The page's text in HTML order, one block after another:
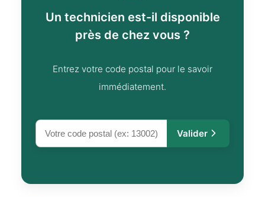
Un technicien est-il disponible
près de chez vous ?
Entrez votre code postal pour le savoir
immédiatement.
Valider